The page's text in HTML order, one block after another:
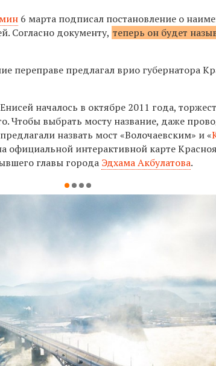
6 марта подписал постановление о
Согласно документу, теперь он будет
переправе предлагал врио губернатора
началось в октябре 2011 года,
Чтобы выбрать мосту название, даже
назвать мост «Волочаевским» и «
официальной интерактивной карте
главы города Эдхама Акбулатова.